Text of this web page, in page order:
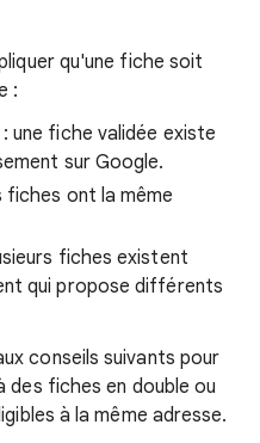
qu'une fiche soit
:
: une fiche validée existe
sur Google.
fiches ont la même
fiches existent
qui propose différents
conseils suivants pour
des fiches en double ou
à la même adresse.